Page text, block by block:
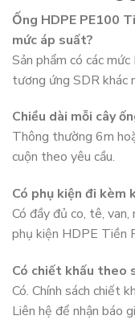
Ống HDPE PE100
mức áp suất?
Sản phẩm có các
tương ứng SDR khác
Chiều dài mỗi cây
Thông thường 6m
cuộn theo yêu cầu.
Có phụ kiện đi kèm
Có đầy đủ co, tê,
phụ kiện HDPE Tiền
Có chiết khấu theo
Có. Chính sách chiết
Liên hệ để nhận báo